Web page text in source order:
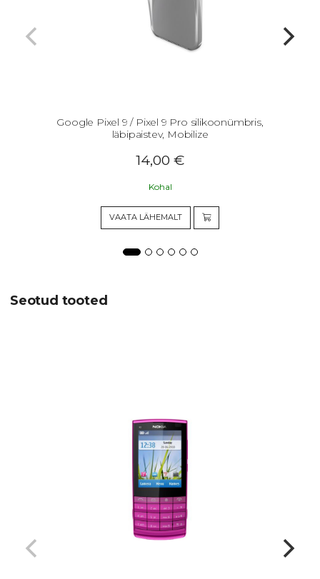
Google Pixel 9 / Pixel 9 Pro silikoonümbris,
läbipaistev, Mobilize
14,00 €
Kohal
VAATA LÄHEMALT
Seotud tooted